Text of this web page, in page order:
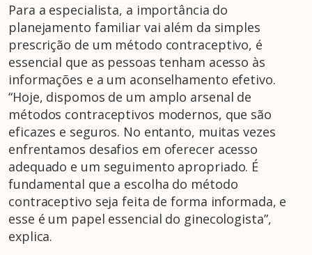
Para a especialista, a importância do
planejamento familiar vai além da simples
prescrição de um método contraceptivo, é
essencial que as pessoas tenham acesso às
informações e a um aconselhamento efetivo.
“Hoje, dispomos de um amplo arsenal de
métodos contraceptivos modernos, que são
eficazes e seguros. No entanto, muitas vezes
enfrentamos desafios em oferecer acesso
adequado e um seguimento apropriado. É
fundamental que a escolha do método
contraceptivo seja feita de forma informada, e
esse é um papel essencial do ginecologista”,
explica.